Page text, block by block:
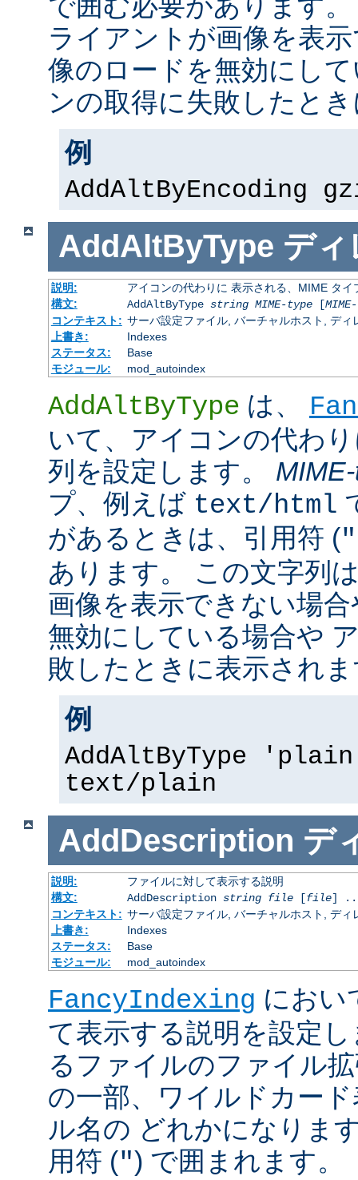
ライアントが画像を表
像のロードを無効にし
ンの取得に失敗したと
例
AddAltByEncoding
AddAltByType ディ
説明:
アイコンの代わりに 表示される、MIME タ
構文:
AddAltByType string MIME-type[
コンテキスト: サーバ設定ファイル, バーチャルホスト, ディ
上書き:
Indexes
ステータス:
Base
モジュール:
mod_autoindex
AddAltByType は、
いて、アイコンの代わ
列を設定します。
プ、例えば text/html
があるときは、引用符 ("
あります。 この文字列
画像を表示できない場
無効にしている場合や
敗したときに表示され
例
AddAltByType
text/plain
AddDescription デ
説明:
ファイルに対して表示する説明
構文:
AddDescription string file[file]
コンテキスト: サーバ設定ファイル, バーチャルホスト, ディ
上書き:
Indexes
ステータス:
Base
モジュール:
mod_autoindex
FancyIndexing におい
て表示する説明を設定
るファイルのファイル
の一部、ワイルドカー
ル名の どれかになりま
用符 (") で囲まれます。